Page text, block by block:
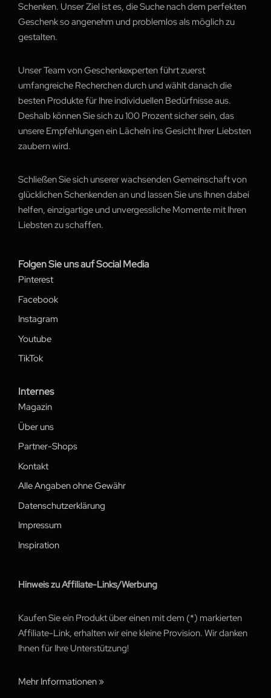
Schenken. Unser Ziel ist es, die Suche nach dem perfekten
Geschenk so angenehm und problemlos als möglich zu
gestalten.
Unser Team von Geschenkexperten führt zuerst
umfangreiche Recherchen durch und wählt danach die
besten Produkte für Ihre individuellen Bedürfnisse aus.
Deshalb können Sie sich zu 100 Prozent sicher sein, das
unsere Empfehlungen ein Lächeln ins Gesicht Ihrer Liebsten
zaubern wird.
Schließen Sie sich unserer wachsenden Gemeinschaft von
glücklichen Schenkenden an und lassen Sie uns Ihnen dabei
helfen, einzigartige und unvergessliche Momente mit Ihren
Liebsten zu schaffen.
Folgen Sie uns auf Social Media
Pinterest
Facebook
Instagram
Youtube
TikTok
Internes
Magazin
Über uns
Partner-Shops
Kontakt
Alle Angaben ohne Gewähr
Datenschutzerklärung
Impressum
Inspiration
Hinweis zu Affiliate-Links/Werbung
Kaufen Sie ein Produkt über einen mit dem (*) markierten
Affiliate-Link, erhalten wir eine kleine Provision. Wir danken
Ihnen für Ihre Unterstützung!
Mehr Informationen »